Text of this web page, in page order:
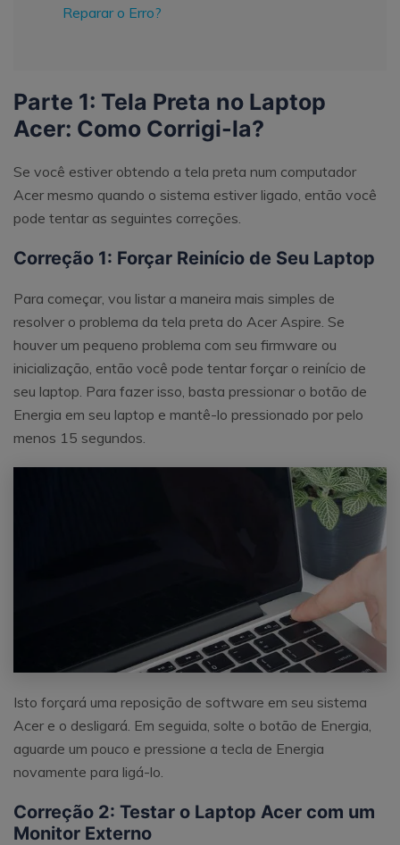
Reparar o Erro?
Parte 1: Tela Preta no Laptop
Acer: Como Corrigi-la?
Se você estiver obtendo a tela preta num computador
Acer mesmo quando o sistema estiver ligado, então você
pode tentar as seguintes correções.
Correção 1: Forçar Reinício de Seu Laptop
Para começar, vou listar a maneira mais simples de
resolver o problema da tela preta do Acer Aspire. Se
houver um pequeno problema com seu firmware ou
inicialização, então você pode tentar forçar o reinício de
seu laptop. Para fazer isso, basta pressionar o botão de
Energia em seu laptop e mantê-lo pressionado por pelo
menos 15 segundos.
Isto forçará uma reposição de software em seu sistema
Acer e o desligará. Em seguida, solte o botão de Energia,
aguarde um pouco e pressione a tecla de Energia
novamente para ligá-lo.
Correção 2: Testar o Laptop Acer com um
Monitor Externo